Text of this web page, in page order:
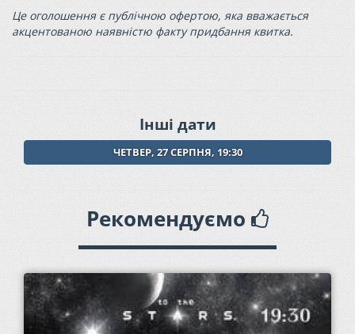
Це оголошення є публічною офертою, яка вважається
акцентованою наявністю факту придбання квитка.
Інші дати
ЧЕТВЕР, 27 СЕРПНЯ, 19:30
Рекомендуємо